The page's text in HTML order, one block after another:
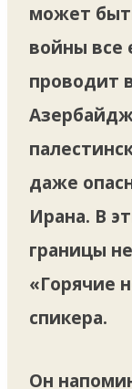
может
войны все
проводит
даже
Ирана. В
границы
«Горячие
спикера.
Он